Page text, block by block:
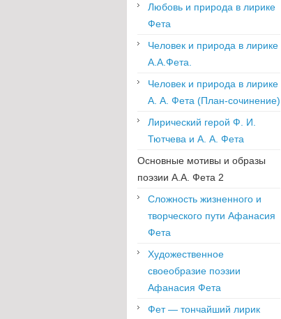
Любовь и природа в лирике
Фета
Человек и природа в лирике
А.А.Фета.
Человек и природа в лирике
А. А. Фета (План-сочинение)
Лирический герой Ф. И.
Тютчева и А. А. Фета
Основные мотивы и образы
поэзии А.А. Фета 2
Сложность жизненного и
творческого пути Афанасия
Фета
Художественное
своеобразие поэзии
Афанасия Фета
Фет — тончайший лирик